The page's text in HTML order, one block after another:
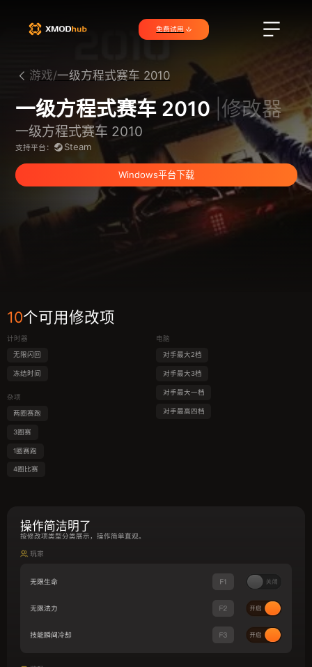
免费试用
游戏/一级方程式赛车 2010
一级方程式赛车 2010 |修改器
一级方程式赛车 2010
支持平台： Steam
Windows平台下载
10个可用修改项
计时器
无限闪回
冻结时间
杂项
两圈赛跑
3圈赛
1圈赛跑
4圈比赛
电脑
对手最大2档
对手最大3档
对手最大一档
对手最高四档
操作简洁明了
按修改项类型分类展示，操作简单直观。